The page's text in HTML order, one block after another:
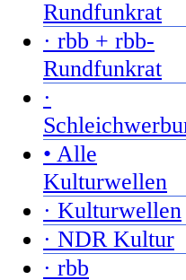
Rundfunkrat
· rbb + rbb-
Rundfunkrat
·
• Alle
Kulturwellen
· Kulturwellen
· NDR Kultur
· rbb